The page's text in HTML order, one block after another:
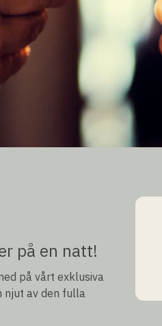
på en natt!
på vårt exklusiva
njut av den fulla